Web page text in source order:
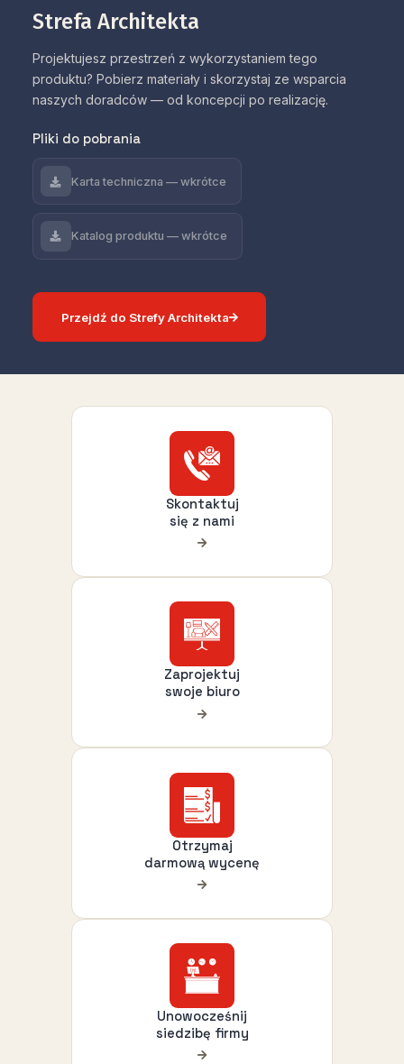
Strefa Architekta
Projektujesz przestrzeń z wykorzystaniem tego
produktu? Pobierz materiały i skorzystaj ze wsparcia
naszych doradców — od koncepcji po realizację.
Pliki do pobrania
Karta techniczna — wkrótce
Katalog produktu — wkrótce
Przejdź do Strefy Architekta
Skontaktuj
się z nami
Zaprojektuj
swoje biuro
Otrzymaj
darmową wycenę
Unowocześnij
siedzibę firmy